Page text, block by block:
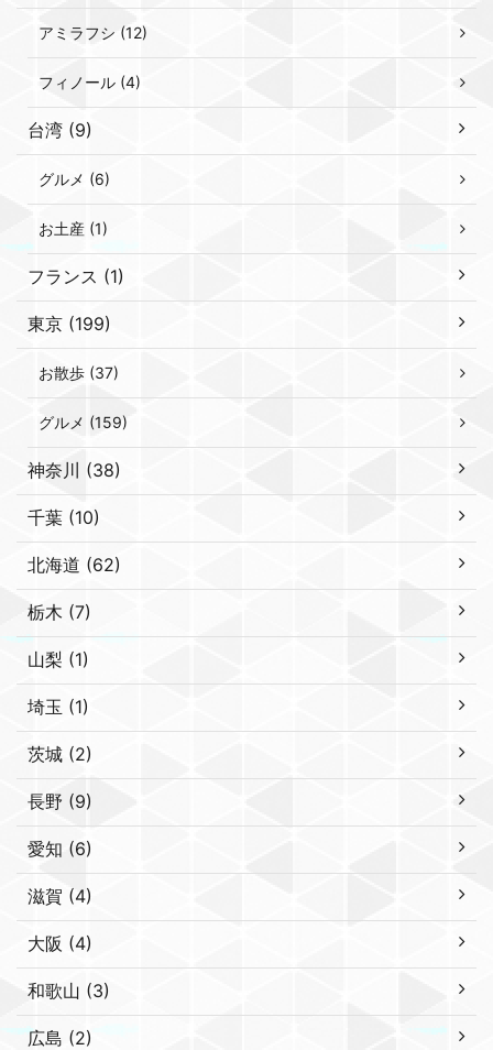
アミラフシ (12)
フィノール (4)
台湾 (9)
グルメ (6)
お土産 (1)
フランス (1)
東京 (199)
お散歩 (37)
グルメ (159)
神奈川 (38)
千葉 (10)
北海道 (62)
栃木 (7)
山梨 (1)
埼玉 (1)
茨城 (2)
長野 (9)
愛知 (6)
滋賀 (4)
大阪 (4)
和歌山 (3)
広島 (2)